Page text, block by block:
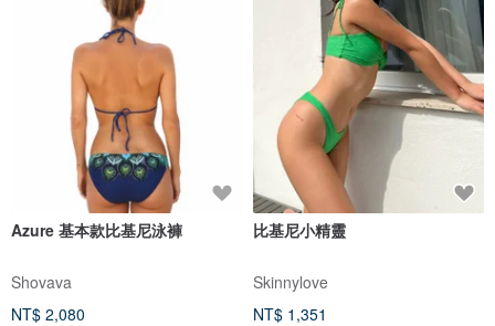
Azure 基本款比基尼泳褲
Shovava
NT$ 2,080
比基尼小精靈
Skinnylove
NT$ 1,351